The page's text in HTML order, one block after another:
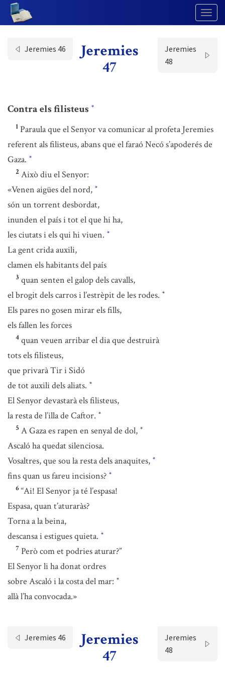
Jeremies 46
Jeremies
47
Jeremies
48
Contra els filisteus *
1 Paraula que el Senyor va comunicar al profeta Jeremies
referent als filisteus, abans que el faraó Necó s’apoderés de
Gaza. *
2 Això diu el Senyor:
«Venen aigües del nord, *
són un torrent desbordat,
inunden el país i tot el que hi ha,
les ciutats i els qui hi viuen. *
La gent crida auxili,
clamen els habitants del país
3 quan senten el galop dels cavalls,
el brogit dels carros i l’estrèpit de les rodes. *
Els pares no gosen mirar els fills,
els fallen les forces
4 quan veuen arribar el dia que destruirà
tots els filisteus,
que privarà Tir i Sidó
de tot auxili dels aliats. *
El Senyor devastarà els filisteus,
la resta de l’illa de Caftor. *
5 A Gaza es rapen en senyal de dol, *
Ascaló ha quedat silenciosa.
Vosaltres, que sou la resta dels anaquites, *
fins quan us fareu incisions? *
6 “Ai! El Senyor ja té l’espasa!
Espasa, quan t’aturaràs?
Torna a la beina,
descansa i estigues quieta. *
7 Però com et podries aturar?”
El Senyor li ha donat ordres
sobre Ascaló i la costa del mar: *
allà l’ha convocada.»
Jeremies 46
Jeremies
47
Jeremies
48